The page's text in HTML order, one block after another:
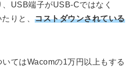
USB端子がUSB-Cではなく
りと、 コストダウンされている
てはWacomの1万円以上もする